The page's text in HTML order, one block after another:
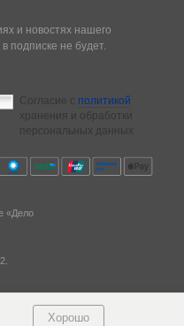
и новостях нашего
подписке не будет.
Согласие с политикой
хранения и обработки
персональных данных
«Дело
Хорошо